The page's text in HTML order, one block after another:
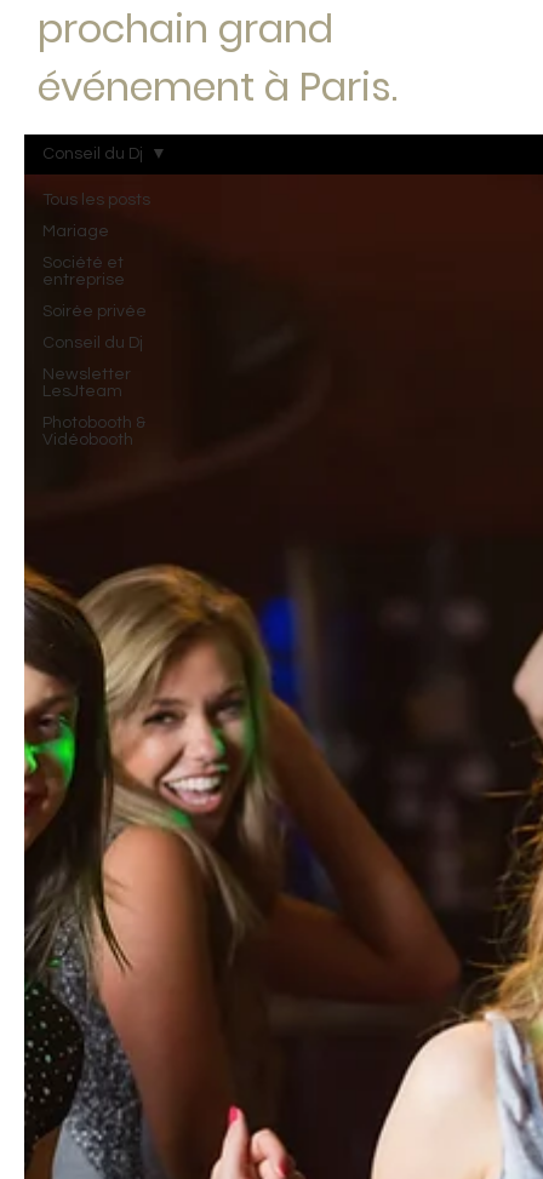
prochain grand
événement à Paris.
Tous les posts
Mariage
Société et
entreprise
Soirée privée
Conseil du Dj
Newsletter
LesJteam
Photobooth &
Vidéobooth
Conseil du Dj